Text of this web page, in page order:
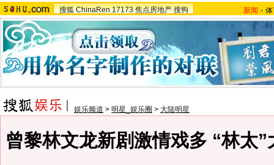
搜狐 ChinaRen 17173 焦点房地产 搜狗 新闻 -
娱乐频道 > 明星_娱乐圈 > 大陆明星
曾黎林文龙新剧激情戏多 “林太